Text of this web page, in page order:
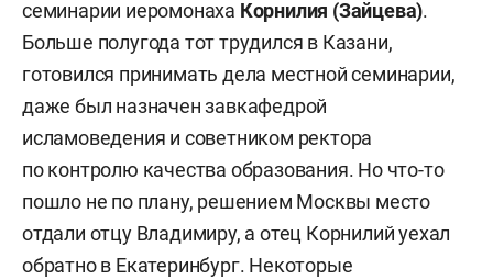
семинарии иеромонаха Корнилия (Зайцева).
Больше полугода тот трудился в Казани,
готовился принимать дела местной семинарии,
даже был назначен завкафедрой
исламоведения и советником ректора
по контролю качества образования. Но что-то
пошло не по плану, решением Москвы место
отдали отцу Владимиру, а отец Корнилий уехал
обратно в Екатеринбург. Некоторые